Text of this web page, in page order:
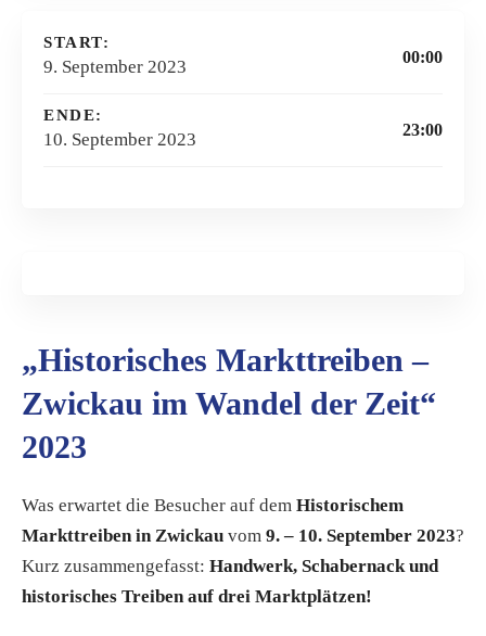
START:
9. September 2023 00:00
ENDE:
10. September 2023 23:00
„Historisches Markttreiben –
Zwickau im Wandel der Zeit“
2023
Was erwartet die Besucher auf dem Historischem
Markttreiben in Zwickau vom 9. – 10. September 2023?
Kurz zusammengefasst: Handwerk, Schabernack und
historisches Treiben auf drei Marktplätzen!